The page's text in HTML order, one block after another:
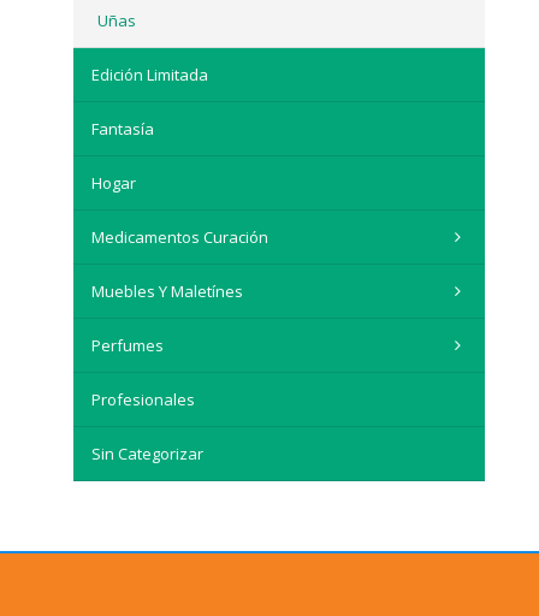
Uñas
Edición Limitada
Fantasía
Hogar
Medicamentos Curación
Muebles Y Maletínes
Perfumes
Profesionales
Sin Categorizar